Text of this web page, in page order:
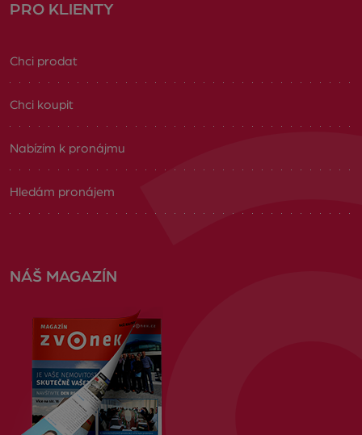
PRO KLIENTY
Chci prodat
Chci koupit
Nabízím k pronájmu
Hledám pronájem
NÁŠ MAGAZÍN